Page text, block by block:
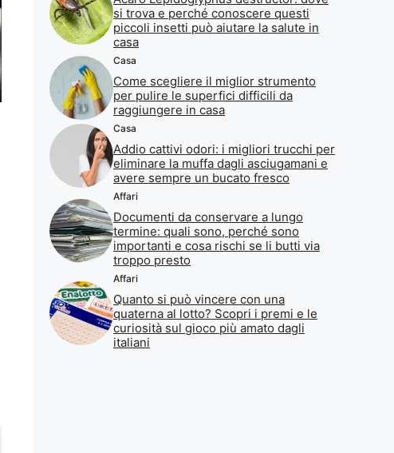
si trova e perché conoscere questi
piccoli insetti può aiutare la salute in
casa
Casa
Come scegliere il miglior strumento
per pulire le superfici difficili da
raggiungere in casa
Casa
Addio cattivi odori: i migliori trucchi per
eliminare la muffa dagli asciugamani e
avere sempre un bucato fresco
Affari
Documenti da conservare a lungo
termine: quali sono, perché sono
importanti e cosa rischi se li butti via
troppo presto
Affari
Quanto si può vincere con una
quaterna al lotto? Scopri i premi e le
curiosità sul gioco più amato dagli
italiani